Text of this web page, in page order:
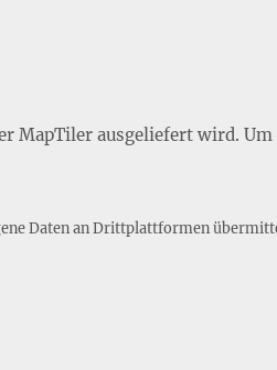
MapTiler ausgeliefert wird.
Daten an Drittplattformen